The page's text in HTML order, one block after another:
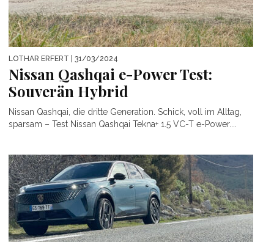
LOTHAR ERFERT | 31/03/2024
Nissan Qashqai e-Power Test:
Souverän Hybrid
Nissan Qashqai, die dritte Generation. Schick, voll im Alltag,
sparsam – Test Nissan Qashqai Tekna+ 1.5 VC-T e-Power....